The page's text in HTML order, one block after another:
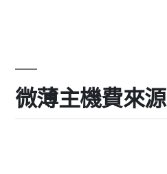
微薄主機費來源